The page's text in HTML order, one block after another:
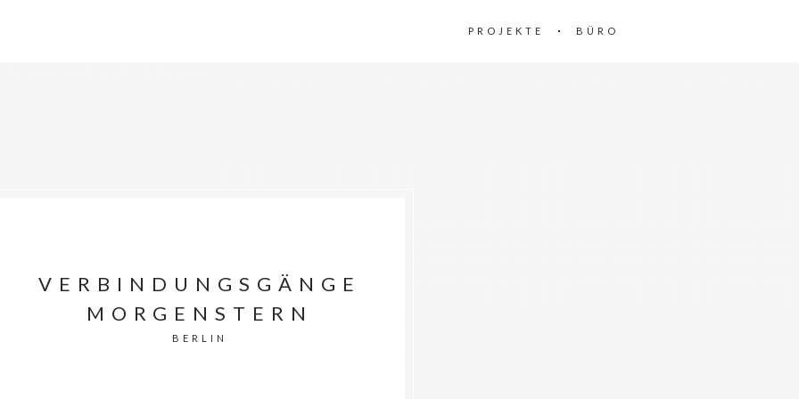
PROJEKTE BÜRO
VERBINDUNGSGÄNGE
MORGENSTERN
BERLIN